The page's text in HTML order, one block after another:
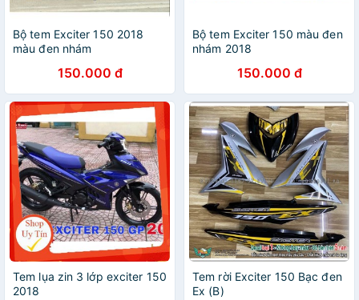
Bộ tem Exciter 150 2018
màu đen nhám
150.000 đ
Bộ tem Exciter 150 màu đen
nhám 2018
150.000 đ
Tem lụa zin 3 lớp exciter 150
2018
Tem rời Exciter 150 Bạc đen
Ex (B)